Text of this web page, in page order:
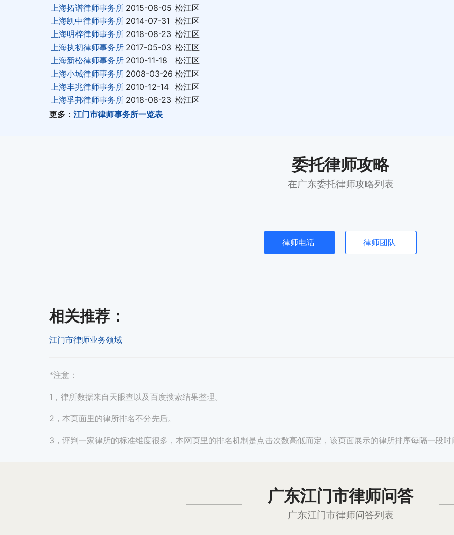
上海拓谱律师事务所 2015-08-05 松江区
上海凯中律师事务所 2014-07-31 松江区
上海明梓律师事务所 2018-08-23 松江区
上海执初律师事务所 2017-05-03 松江区
上海新松律师事务所 2010-11-18
松江区
上海小城律师事务所 2008-03-26 松江区
上海丰兆律师事务所 2010-12-14
松江区
上海孚邦律师事务所 2018-08-23 松江区
更多： 江门市律师事务所一览表
委托律师攻略
在广东委托律师攻略列表
律师电话 律师团队
相关推荐 ：
江门市律师业务领域
*注意：
1，律所数据来自天眼查以及百度搜索结果整理。
2，本页面里的律所排名不分先后。
3，评判一家律所的标准维度很多，本网页里的排名机制是点击次数高低而定，该页面展示的律所排序每隔一段时
广东江门市律师问答
广东江门市律师问答列表